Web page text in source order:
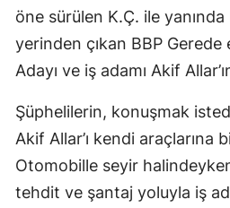
öne sürülen K.Ç. ile
yerinden çıkan BBP
Adayı ve iş adamı Akif
Şüphelilerin, konuşmak
Akif Allar’ı kendi araçlarına
Otomobille seyir
tehdit ve şantaj yoluyla iş